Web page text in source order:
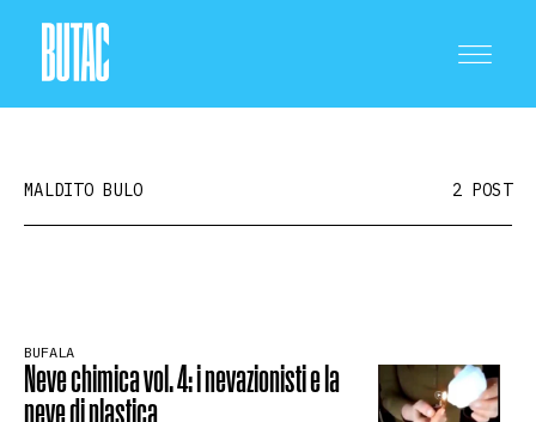
SCIENZA E TECNOLOGIA
MALDITO BULO 2 POST
BUFALA
Neve chimica vol. 4: i nevazionisti e la
neve di plastica